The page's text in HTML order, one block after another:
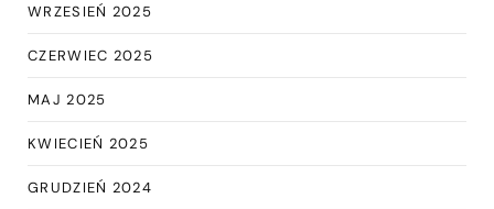
WRZESIEŃ 2025
CZERWIEC 2025
MAJ 2025
KWIECIEŃ 2025
GRUDZIEŃ 2024